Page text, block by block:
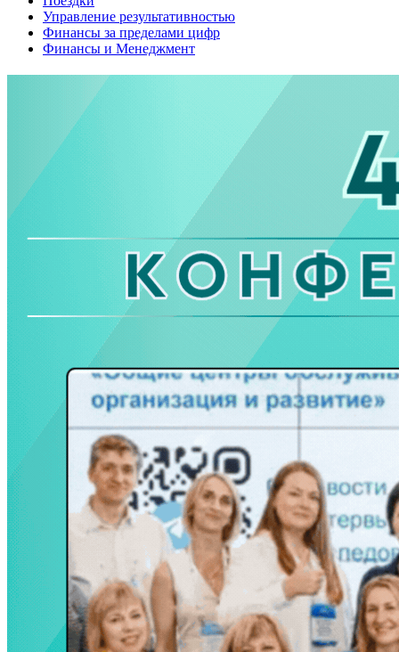
Управление результативностью
Финансы за пределами цифр
Финансы и Менеджмент